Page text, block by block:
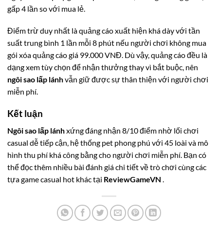
gấp 4 lần so với mua lẻ.
Điểm trừ duy nhất là quảng cáo xuất hiện khá dày với tần
suất trung bình 1 lần mỗi 8 phút nếu người chơi không mua
gói xóa quảng cáo giá 99.000 VNĐ. Dù vậy, quảng cáo đều là
dạng xem tùy chọn để nhận thưởng thay vì bắt buộc, nên
ngôi sao lấp lánhvẫn giữ được sự thân thiện với người chơi
miễn phí.
Kết luận
Ngôi sao lấp lánhxứng đáng nhận 8/10 điểm nhờ lối chơi
casual dễ tiếp cận, hệ thống pet phong phú với 45 loài và mô
hình thu phí khá công bằng cho người chơi miễn phí. Bạn có
thể đọc thêm nhiều bài đánh giá chi tiết về trò chơi cùng các
tựa game casual hot khác tại ReviewGameVN